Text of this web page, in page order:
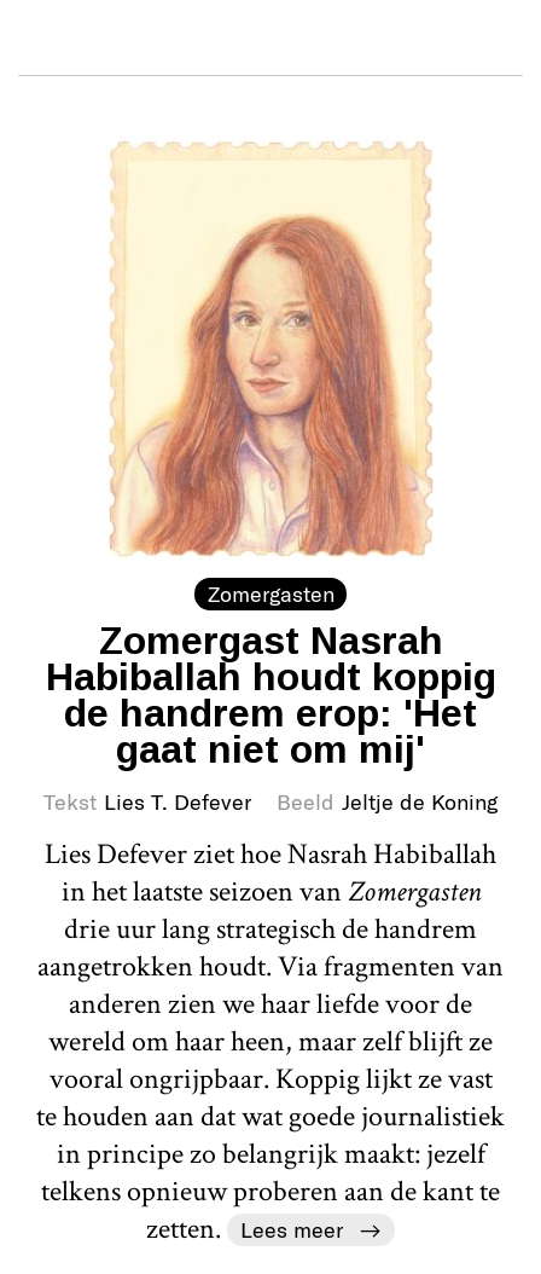
Zomergasten
Zomergast Nasrah
Habiballah houdt koppig
de handrem erop: 'Het
gaat niet om mij'
Tekst Lies T. Defever Beeld Jeltje de Koning
Lies Defever ziet hoe Nasrah Habiballah
in het laatste seizoen vanZomergasten
drie uur lang strategisch de handrem
aangetrokken houdt. Via fragmenten van
anderen zien we haar liefde voor de
wereld om haar heen, maar zelf blijft ze
vooral ongrijpbaar. Koppig lijkt ze vast
te houden aan dat wat goede journalistiek
in principe zo belangrijk maakt: jezelf
telkens opnieuw proberen aan de kant te
zetten.
Lees meer